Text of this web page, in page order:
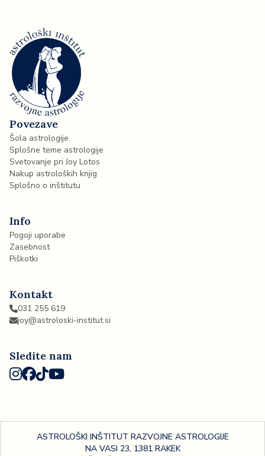
Povezave
Šola astrologije
Splošne teme astrologije
Svetovanje pri Joy Lotos
Nakup astroloških knjig
Splošno o inštitutu
Info
Pogoji uporabe
Zasebnost
Piškotki
Kontakt
031 255 619
joy@astroloski-institut.si
Sledite nam
ASTROLOŠKI INŠTITUT RAZVOJNE ASTROLOGIJE
NA VASI 23, 1381 RAKEK